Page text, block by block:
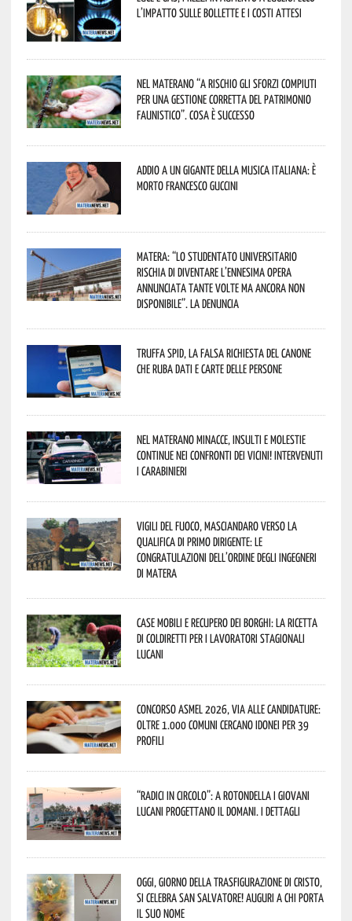
l’impatto sulle bollette e i costi attesi
Nel materano “a rischio gli sforzi compiuti
per una gestione corretta del patrimonio
faunistico”. Cosa è successo
Addio a un gigante della musica italiana: è
morto Francesco Guccini
Matera: “Lo studentato universitario
rischia di diventare l’ennesima opera
annunciata tante volte ma ancora non
disponibile”. La denuncia
Truffa Spid, la falsa richiesta del canone
che ruba dati e carte delle persone
Nel materano minacce, insulti e molestie
continue nei confronti dei vicini! Intervenuti
i Carabinieri
Vigili del Fuoco, Masciandaro verso la
qualifica di Primo Dirigente: le
congratulazioni dell’Ordine degli Ingegneri
di Matera
Case mobili e recupero dei borghi: la ricetta
di Coldiretti per i lavoratori stagionali
lucani
Concorso Asmel 2026, via alle candidature:
oltre 1.000 Comuni cercano idonei per 39
profili
“Radici in Circolo”: a Rotondella i giovani
lucani progettano il domani. I dettagli
Oggi, giorno della Trasfigurazione di Cristo,
si celebra San Salvatore! Auguri a chi porta
il suo nome